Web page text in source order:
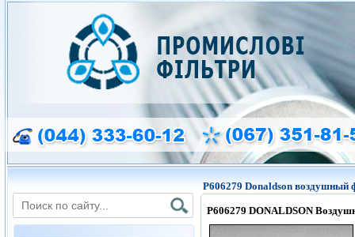
P606279 Donaldson воздушный
P606279 DONALDSON